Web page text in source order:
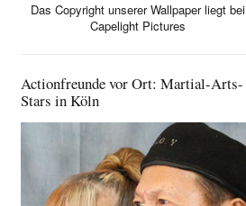
Das Copyright unserer Wallpaper liegt bei
Capelight Pictures
Actionfreunde vor Ort: Martial-Arts-
Stars in Köln